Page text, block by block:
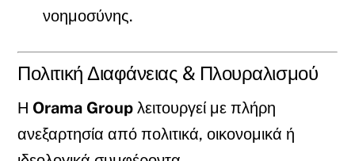
νοημοσύνης.
Πολιτική Διαφάνειας & Πλουραλισμού
Η Orama Group λειτουργεί με πλήρη
ανεξαρτησία από πολιτικά, οικονομικά ή